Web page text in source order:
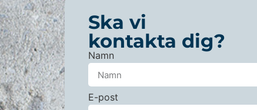
Ska vi
kontakta dig?
Namn
E-post